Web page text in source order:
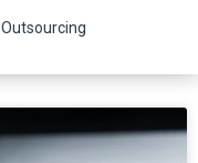
Outsourcing